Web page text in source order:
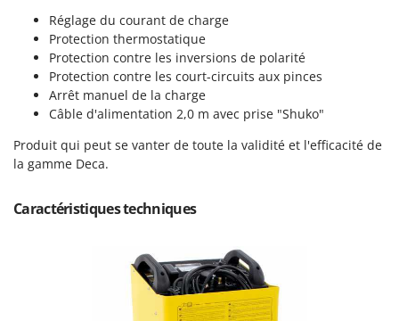
Motofaucheuses
Motopompes pour irrigation
Moulins à céréales électriques
Moulins à farine
N
Nettoyeurs et Balais à vapeur
Nettoyeurs tapis, moquettes et tapisseries
Peignes vibreurs et Secoueurs à olives
Pelles rétros pour tracteur
Ferrari Group
Ferroni
Ferrua
FIAC
FIEM
Fimar
Fiorentini
Fontana Forni
Forest Master
Réglage du courant de charge
Protection thermostatique
Protection contre les inversions de polarité
Protection contre les court-circuits aux pinces
Arrêt manuel de la charge
Câble d'alimentation 2,0 m avec prise "Shuko"
Produit qui peut se vanter de toute la validité et l'efficacité de
la gamme Deca.
Caractéristiques techniques